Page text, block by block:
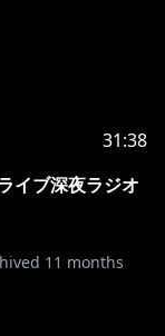
31:38
イブ深夜ラジオ
11 months